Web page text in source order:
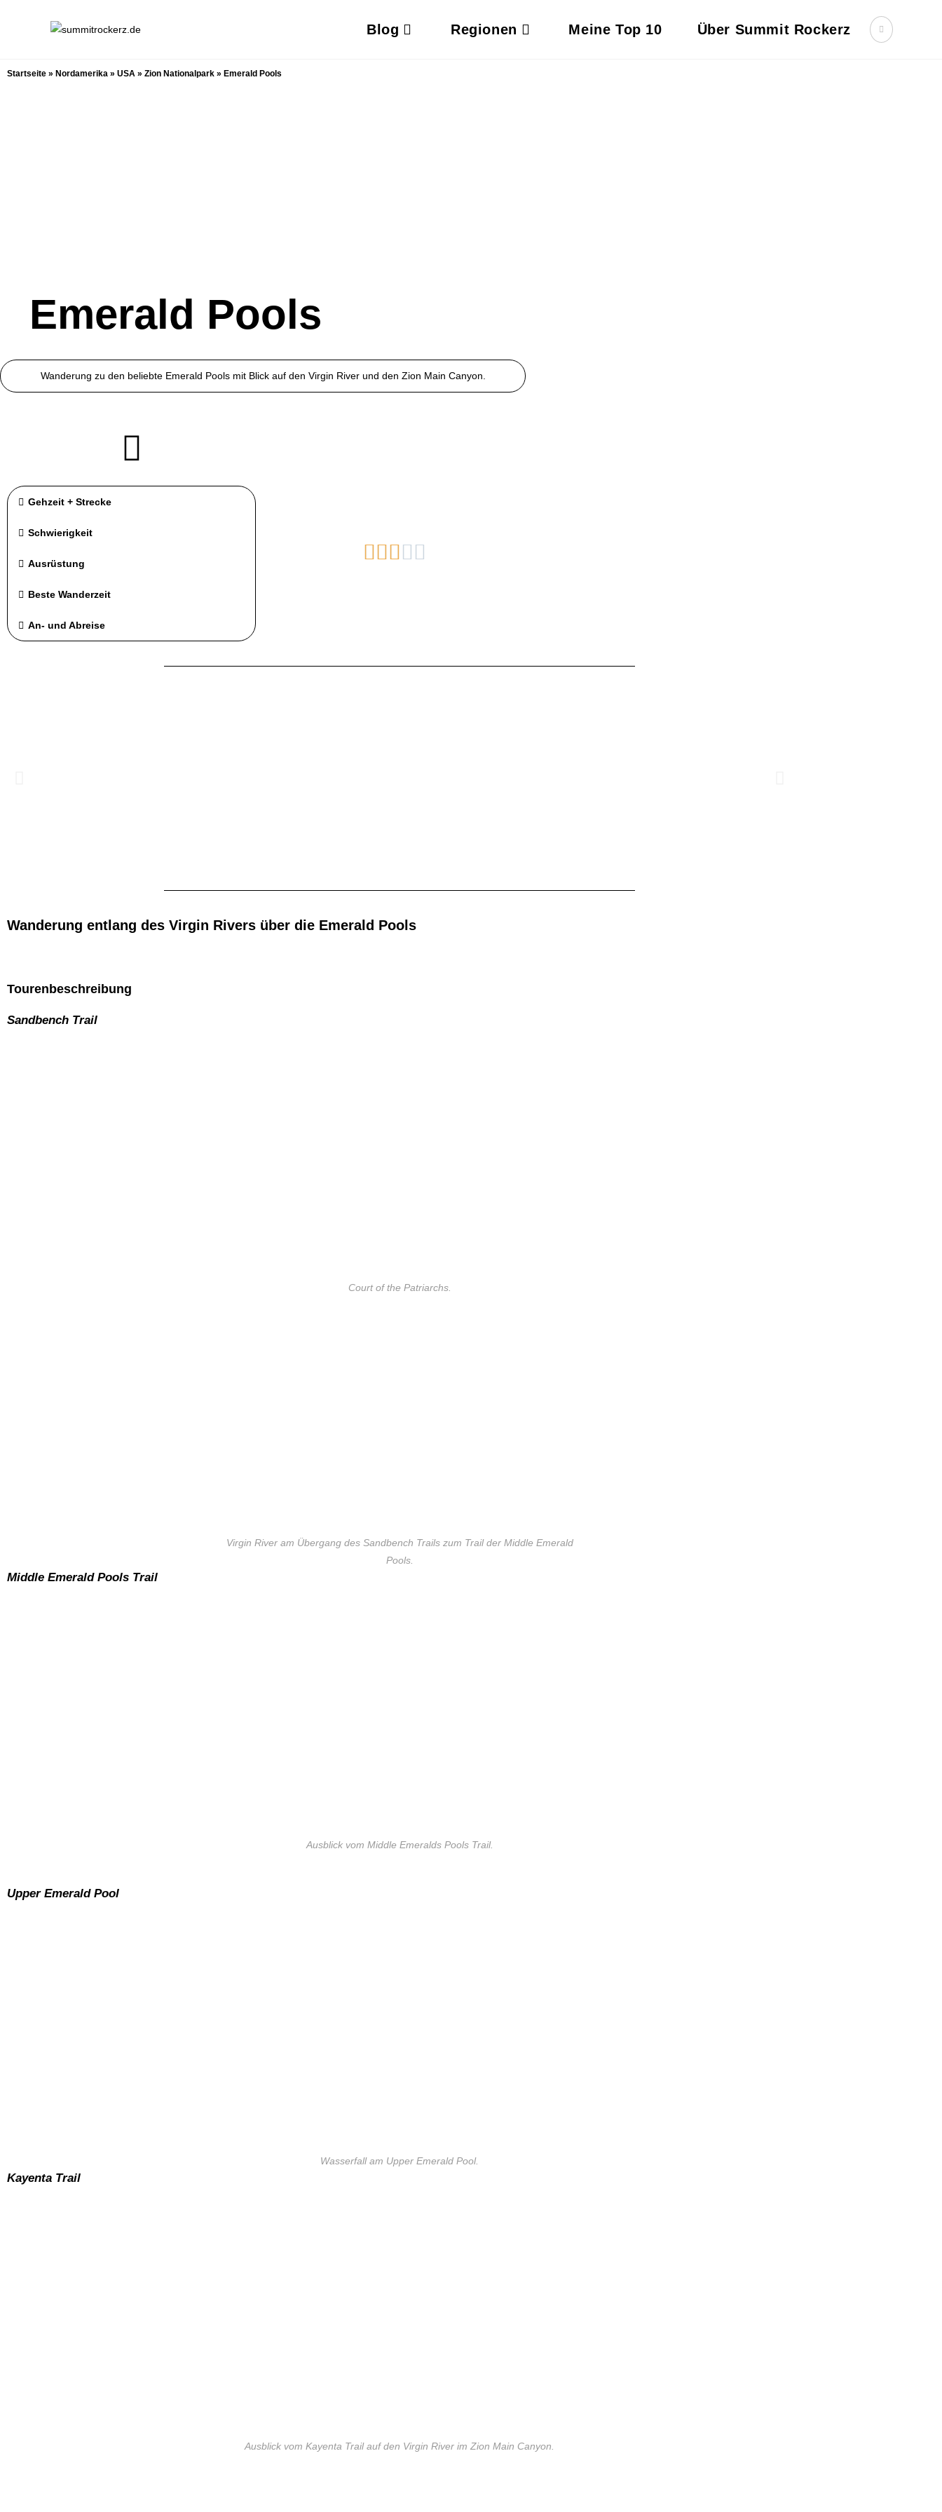
Blog Regionen Meine Top 10 Über Summit Rockerz
Startseite » Nordamerika » USA » Zion Nationalpark » Emerald Pools
Emerald Pools
Wanderung zu den beliebte Emerald Pools mit Blick auf den Virgin River und den Zion Main Canyon.
Gehzeit + Strecke
Schwierigkeit
Ausrüstung
Beste Wanderzeit
An- und Abreise

Wanderung entlang des Virgin Rivers über die Emerald Pools
Tourenbeschreibung
Sandbench Trail
Court of the Patriarchs.
Virgin River am Übergang des Sandbench Trails zum Trail der Middle Emerald
Pools.
Middle Emerald Pools Trail
Ausblick vom Middle Emeralds Pools Trail.
Upper Emerald Pool
Wasserfall am Upper Emerald Pool.
Kayenta Trail
Ausblick vom Kayenta Trail auf den Virgin River im Zion Main Canyon.